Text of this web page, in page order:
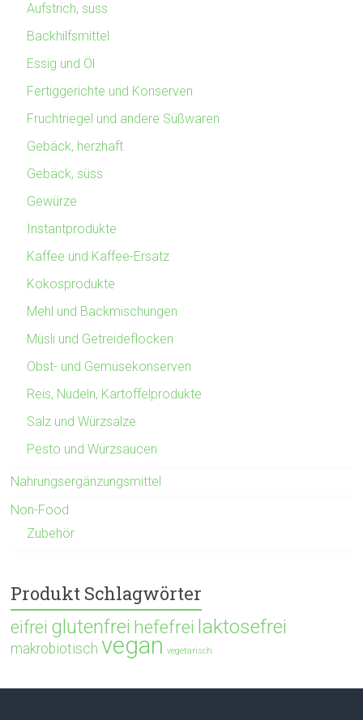
Aufstrich, süss
Backhilfsmittel
Essig und Öl
Fertiggerichte und Konserven
Fruchtriegel und andere Süßwaren
Gebäck, herzhaft
Gebäck, süss
Gewürze
Instantprodukte
Kaffee und Kaffee-Ersatz
Kokosprodukte
Mehl und Backmischungen
Müsli und Getreideflocken
Obst- und Gemüsekonserven
Reis, Nudeln, Kartoffelprodukte
Salz und Würzsalze
Pesto und Würzsaucen
Nahrungsergänzungsmittel
Non-Food
Zubehör
Produkt Schlagwörter
eifrei glutenfrei hefefrei laktosefrei
makrobiotisch vegan vegetarisch